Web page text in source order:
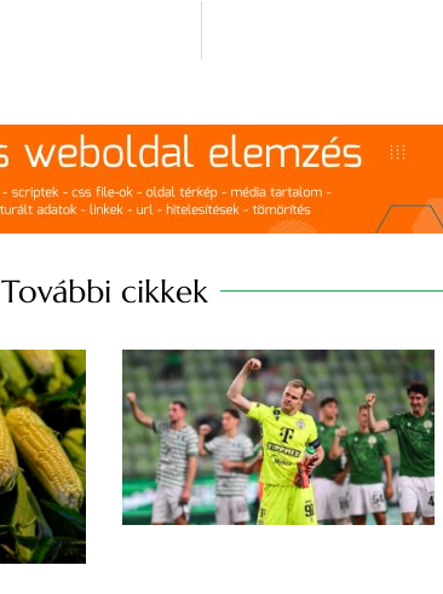
További cikkek